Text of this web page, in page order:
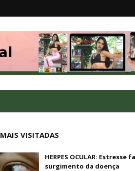
MAIS VISITADAS
HERPES OCULAR: Estresse
surgimento da doença